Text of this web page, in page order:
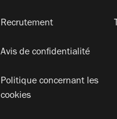
Recrutement
Avis de confidentialité
Politique concernant les
cookies